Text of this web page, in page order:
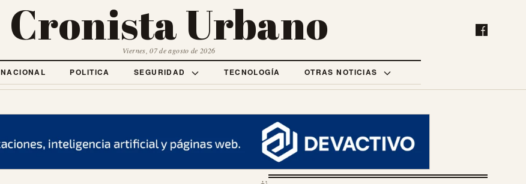
Cronista Urbano
Viernes, 07 de agosto de 2026
NACIONAL POLITICA SEGURIDAD TECNOLOGÍA OTRAS NOTICIAS